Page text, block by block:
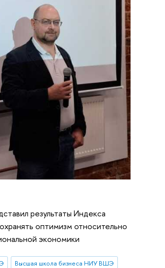
результаты Индекса
оптимизм относительно
экономики
Высшая школа бизнеса НИУ ВШЭ